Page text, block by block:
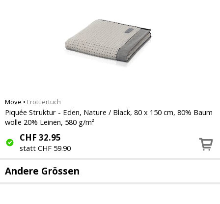
Möve • Frottiertuch
Piquée Struktur - Eden, Nature / Black, 80 x 150 cm, 80% Baum
wolle 20% Leinen, 580 g/m²
CHF 32.95
statt CHF 59.90
Andere Grössen